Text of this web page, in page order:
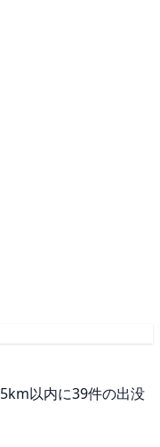
5km以内に39件の出没